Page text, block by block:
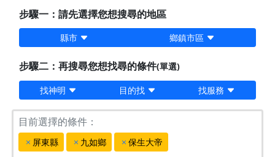
步驟一：請先選擇您想搜尋的地區
縣市 鄉鎮市區
步驟二：再搜尋您想找尋的條件(單選)
找神明 目的找 找服務
目前選擇的條件：
屏東縣 九如鄉 保生大帝